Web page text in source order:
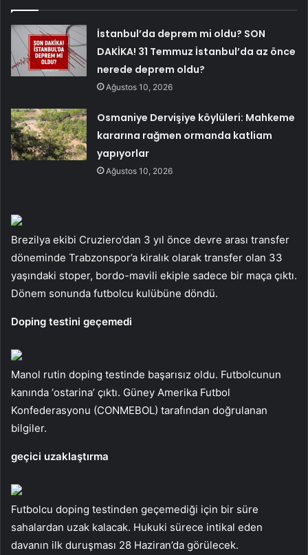
İstanbul’da deprem mi oldu? SON
DAKİKA! 31 Temmuz İstanbul’da az önce
nerede deprem oldu?
Ağustos 10, 2026
Osmaniye Dervişiye köylüleri: Mahkeme
kararına rağmen ormanda katliam
yapıyorlar
Ağustos 10, 2026
Brezilya ekibi Cruziero’dan 3 yıl önce devre arası transfer
döneminde Trabzonspor’a kiralık olarak transfer olan 33
yaşındaki stoper, bordo-mavili ekiple sadece bir maça çıktı.
Dönem sonunda futbolcu kulübüne döndü.
Doping testini geçemedi
Manol rutin doping testinde başarısız oldu. Futbolcunun
kanında ‘ostarina’ çıktı. Güney Amerika Futbol
Konfederasyonu (CONMEBOL) tarafından doğrulanan
bilgiler.
geçici uzaklaştırma
Futbolcu doping testinden geçemediği için bir süre
sahalardan uzak kalacak. Hukuki sürece intikal eden
davanın ilk duruşması 28 Haziran’da görülecek.